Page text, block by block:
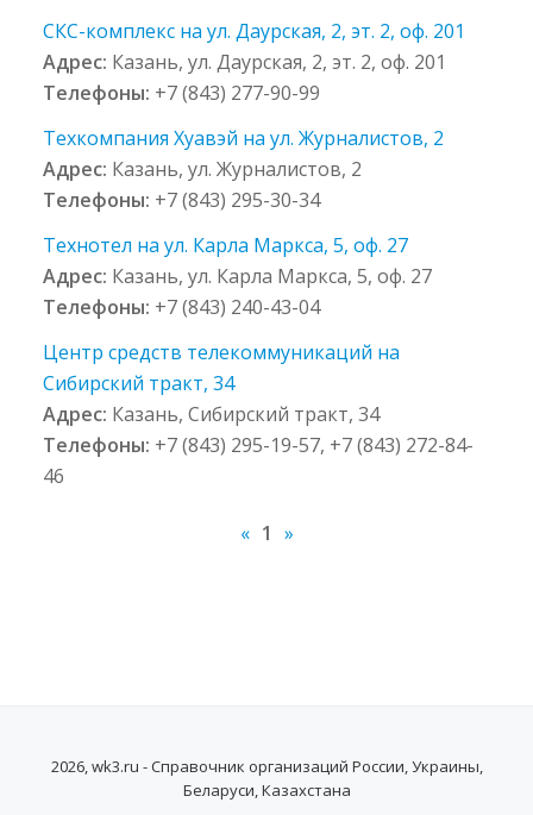
СКС-комплекс на ул. Даурская, 2, эт. 2, оф. 201
Адрес: Казань, ул. Даурская, 2, эт. 2, оф. 201
Телефоны: +7 (843) 277-90-99
Техкомпания Хуавэй на ул. Журналистов, 2
Адрес: Казань, ул. Журналистов, 2
Телефоны: +7 (843) 295-30-34
Технотел на ул. Карла Маркса, 5, оф. 27
Адрес: Казань, ул. Карла Маркса, 5, оф. 27
Телефоны: +7 (843) 240-43-04
Центр средств телекоммуникаций на
Сибирский тракт, 34
Адрес: Казань, Сибирский тракт, 34
Телефоны: +7 (843) 295-19-57, +7 (843) 272-84-
46
« 1 »
2026, wk3.ru - Справочник организаций России, Украины,
Беларуси, Казахстана